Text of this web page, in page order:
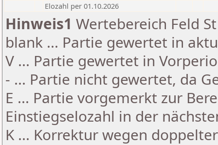
Elozahl per 01.10.2026
Hinweis1 Wertebereich Feld
blank ... Partie gewertet in
V ... Partie gewertet in
- ... Partie nicht gewertet, da
E ... Partie vorgemerkt zur
Einstiegselozahl in der
K ... Korrektur wegen